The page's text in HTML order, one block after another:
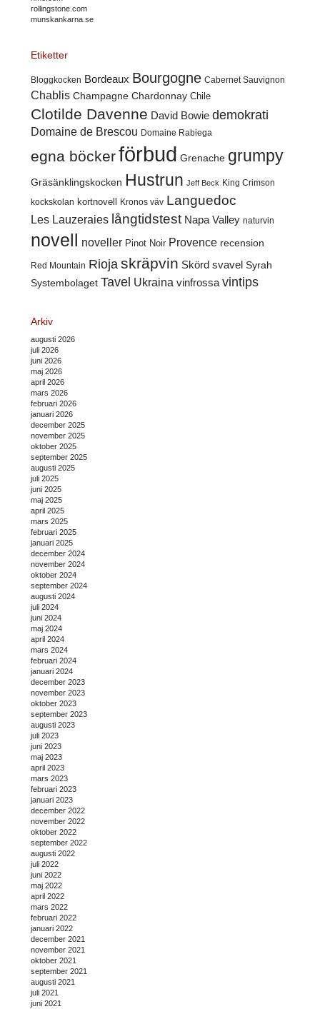
rollingstone.com
munskankarna.se
Etiketter
Bloggkocken Bordeaux Bourgogne Cabernet Sauvignon
Chablis Champagne Chardonnay Chile
Clotilde Davenne David Bowie demokrati
Domaine de Brescou Domaine Rabiega
egna böckerförbud Grenache grumpy
Gräsänklingskocken Hustrun Jeff Beck King Crimson
kockskolan kortnovell Kronos väv Languedoc
Les Lauzeraies långtidstest Napa Valley naturvin
novell noveller Pinot Noir Provence recension
Red Mountain Rioja skräpvin Skörd svavel Syrah
Systembolaget Tavel Ukraina vinfrossa vintips
Arkiv
augusti 2026
juli 2026
juni 2026
maj 2026
april 2026
mars 2026
februari 2026
januari 2026
december 2025
november 2025
oktober 2025
september 2025
augusti 2025
juli 2025
juni 2025
maj 2025
april 2025
mars 2025
februari 2025
januari 2025
december 2024
november 2024
oktober 2024
september 2024
augusti 2024
juli 2024
juni 2024
maj 2024
april 2024
mars 2024
februari 2024
januari 2024
december 2023
november 2023
oktober 2023
september 2023
augusti 2023
juli 2023
juni 2023
maj 2023
april 2023
mars 2023
februari 2023
januari 2023
december 2022
november 2022
oktober 2022
september 2022
augusti 2022
juli 2022
juni 2022
maj 2022
april 2022
mars 2022
februari 2022
januari 2022
december 2021
november 2021
oktober 2021
september 2021
augusti 2021
juli 2021
juni 2021